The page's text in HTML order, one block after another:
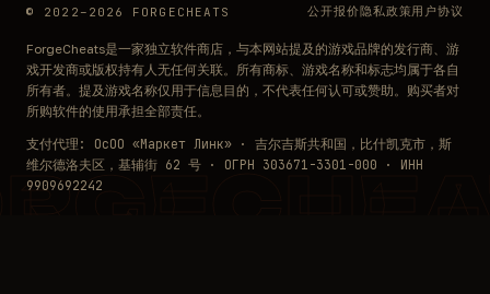
© 2022–2026 FORGECHEATS 公开报价隐私政策用户协议
ForgeCheats是一家独立软件商店，与本网站提及的游戏品牌的发行商、游
戏开发商或版权持有人无任何关联。所有商标、游戏名称和标志均属于各自
所有者。提及游戏名称仅用于信息目的，不代表任何认可或赞助。购买者对
所购软件的使用承担全部责任。
支付代理: ОсОО «Маркет Линк» · 吉尔吉斯共和国，比什凯克市，斯
维尔德洛夫区，基辅街 62 号 · ОГРН 303671-3301-000 · ИНН
9909692242